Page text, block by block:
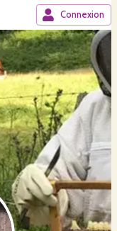
Connexion